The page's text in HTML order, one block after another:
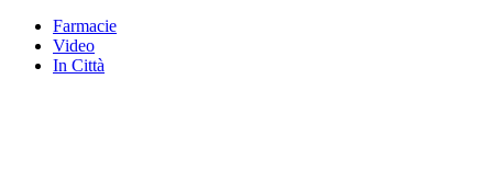
Farmacie
Video
In Città